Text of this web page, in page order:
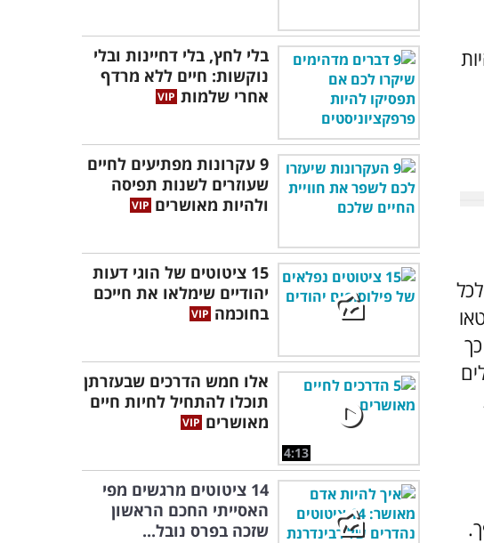
בלי לחץ, בלי דחיינות ובלי
נוקשות: חיים ללא מרדף
אחרי שלמות
9 עקרונות מפתיעים לחיים
שעוזרים לשנות תפיסה
ולהיות מאושרים
15 ציטוטים של הוגי דעות
יהודיים שימלאו את חייכם
בחוכמה
4:13
אלו חמש הדרכים שבעזרתן
תוכלו להתחיל לחיות חיים
מאושרים
14 ציטוטים מרגשים מפי
האסייתי החכם הראשון
שזכה בפרס נובל...